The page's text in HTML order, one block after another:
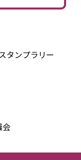
タンプラリー
会